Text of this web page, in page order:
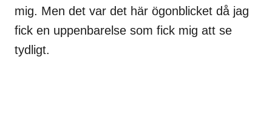
mig. Men det var det här ögonblicket då jag
fick en uppenbarelse som fick mig att se
tydligt.